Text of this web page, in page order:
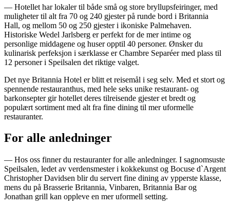
— Hotellet har lokaler til både små og store bryllupsfeiringer, med
muligheter til alt fra 70 og 240 gjester på runde bord i Britannia
Hall, og mellom 50 og 250 gjester i ikoniske Palmehaven.
Historiske Wedel Jarlsberg er perfekt for de mer intime og
personlige middagene og huser opptil 40 personer. Ønsker du
kulinarisk perfeksjon i særklasse er Chambre Separéer med plass til
12 personer i Speilsalen det riktige valget.
Det nye Britannia Hotel er blitt et reisemål i seg selv. Med et stort og
spennende restauranthus, med hele seks unike restaurant- og
barkonsepter gir hotellet deres tilreisende gjester et bredt og
populært sortiment med alt fra fine dining til mer uformelle
restauranter.
For alle anledninger
— Hos oss finner du restauranter for alle anledninger. I sagnomsuste
Speilsalen, ledet av verdensmester i kokkekunst og Bocuse d`Argent
Christopher Davidsen blir du servert fine dining av ypperste klasse,
mens du på Brasserie Britannia, Vinbaren, Britannia Bar og
Jonathan grill kan oppleve en mer uformell setting.